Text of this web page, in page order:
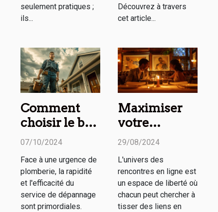
seulement pratiques ;
ils...
Découvrez à travers
cet article...
Comment
choisir le bon
service de
en plomberie
d'urgence
07/10/2024
Face à une urgence de
plomberie, la rapidité
et l'efficacité du
service de dépannage
sont primordiales.
Maximiser
votre
expérience
de
rencontres
discrètes
29/08/2024
L'univers des
rencontres en ligne est
un espace de liberté où
chacun peut chercher à
tisser des liens en